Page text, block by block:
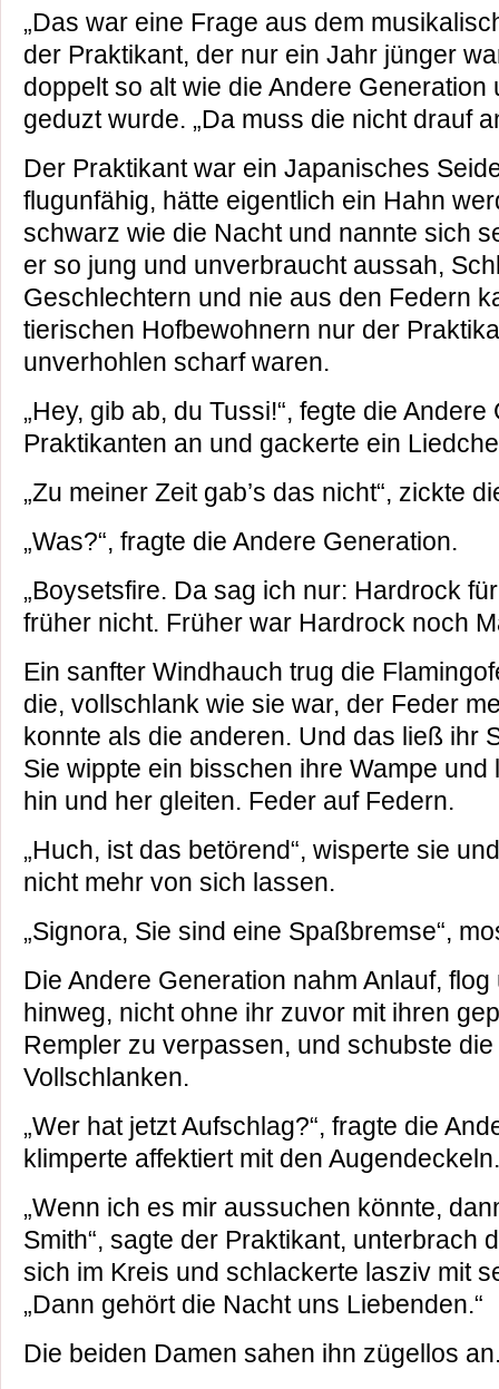
„Das war eine Frage aus dem
der Praktikant, der nur ein Jahr jünger
doppelt so alt wie die Andere Generation
geduzt wurde. „Da muss die nicht drauf
Der Praktikant war ein Japanisches
flugunfähig, hätte eigentlich ein Hahn
schwarz wie die Nacht und nannte sich
er so jung und unverbraucht aussah,
Geschlechtern und nie aus den Federn
tierischen Hofbewohnern nur der
unverhohlen scharf waren.
„Hey, gib ab, du Tussi!“, fegte die
Praktikanten an und gackerte ein
„Zu meiner Zeit gab’s das nicht“, zickte
„Was?“, fragte die Andere Generation.
„Boysetsfire. Da sag ich nur: Hardrock
früher nicht. Früher war Hardrock noch
Ein sanfter Windhauch trug die
die, vollschlank wie sie war, der Feder
konnte als die anderen. Und das ließ ihr
Sie wippte ein bisschen ihre Wampe
hin und her gleiten. Feder auf Federn.
„Huch, ist das betörend“, wisperte sie
nicht mehr von sich lassen.
„Signora, Sie sind eine Spaßbremse“,
Die Andere Generation nahm Anlauf,
hinweg, nicht ohne ihr zuvor mit ihren
Rempler zu verpassen, und schubste
Vollschlanken.
„Wer hat jetzt Aufschlag?“, fragte die
klimperte affektiert mit den Augendeckeln.
„Wenn ich es mir aussuchen könnte,
Smith“, sagte der Praktikant, unterbrach
sich im Kreis und schlackerte lasziv mit
„Dann gehört die Nacht uns Liebenden.“
Die beiden Damen sahen ihn zügellos